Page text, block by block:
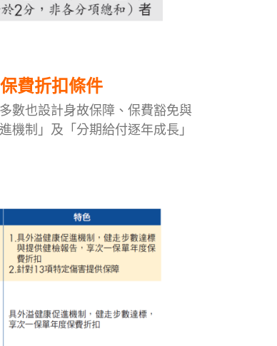
費折扣條件
數也設計身故保障、保費豁免與
機制」及「分期給付逐年成長」